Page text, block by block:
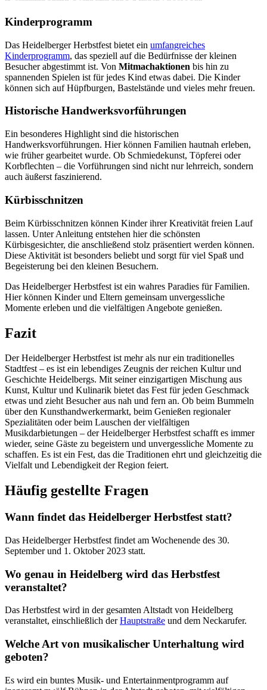
Kinderprogramm
Das Heidelberger Herbstfest bietet ein umfangreiches
Kinderprogramm, das speziell auf die Bedürfnisse der kleinen
Besucher abgestimmt ist. Von Mitmachaktionen bis hin zu
spannenden Spielen ist für jedes Kind etwas dabei. Die Kinder
können sich auf Hüpfburgen, Bastelstände und vieles mehr freuen.
Historische Handwerksvorführungen
Ein besonderes Highlight sind die historischen
Handwerksvorführungen. Hier können Familien hautnah erleben,
wie früher gearbeitet wurde. Ob Schmiedekunst, Töpferei oder
Korbflechten – die Vorführungen sind nicht nur lehrreich, sondern
auch äußerst faszinierend.
Kürbisschnitzen
Beim Kürbisschnitzen können Kinder ihrer Kreativität freien Lauf
lassen. Unter Anleitung entstehen hier die schönsten
Kürbisgesichter, die anschließend stolz präsentiert werden können.
Diese Aktivität ist besonders beliebt und sorgt für viel Spaß und
Begeisterung bei den kleinen Besuchern.
Das Heidelberger Herbstfest ist ein wahres Paradies für Familien.
Hier können Kinder und Eltern gemeinsam unvergessliche
Momente erleben und die vielfältigen Angebote genießen.
Fazit
Der Heidelberger Herbstfest ist mehr als nur ein traditionelles
Stadtfest – es ist ein lebendiges Zeugnis der reichen Kultur und
Geschichte Heidelbergs. Mit seiner einzigartigen Mischung aus
Kunst, Kultur und Kulinarik bietet das Fest für jeden Geschmack
etwas und zieht Besucher aus nah und fern an. Ob beim Bummeln
über den Kunsthandwerkermarkt, beim Genießen regionaler
Spezialitäten oder beim Lauschen der vielfältigen
Musikdarbietungen – der Heidelberger Herbstfest schafft es immer
wieder, seine Gäste zu begeistern und unvergessliche Momente zu
schaffen. Es ist ein Fest, das die Traditionen ehrt und gleichzeitig die
Vielfalt und Lebendigkeit der Region feiert.
Häufig gestellte Fragen
Wann findet das Heidelberger Herbstfest statt?
Das Heidelberger Herbstfest findet am Wochenende des 30.
September und 1. Oktober 2023 statt.
Wo genau in Heidelberg wird das Herbstfest
veranstaltet?
Das Herbstfest wird in der gesamten Altstadt von Heidelberg
veranstaltet, einschließlich derHauptstraße und dem Neckarufer.
Welche Art von musikalischer Unterhaltung wird
geboten?
Es wird ein buntes Musik- und Entertainmentprogramm auf